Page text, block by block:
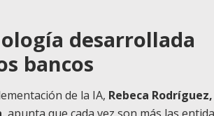
desarrollada
bancos
de la IA, Rebeca
, apunta que cada vez son más las